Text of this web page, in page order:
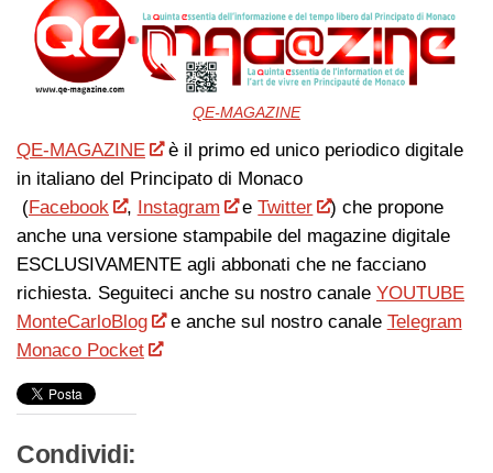
QE-MAGAZINE
QE-MAGAZINE
è il primo ed unico periodico digitale
in italiano del Principato di Monaco
(Facebook , Instagram eTwitter
) che propone
anche una versione stampabile del magazine digitale
ESCLUSIVAMENTE agli abbonati che ne facciano
richiesta. Seguiteci anche su nostro canale YOUTUBE
MonteCarloBlog
e anche sul nostro canale Telegram
Monaco Pocket
Condividi: